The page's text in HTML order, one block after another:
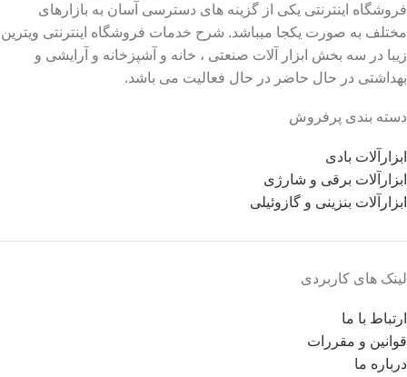
فروشگاه اینترنتی یکی از گزینه های دسترسی آسان به بازارهای
مختلف به صورت یکجا میباشد. شرح خدمات فروشگاه اینترنتی ویترین
زیبا در سه بخش ابزار آلات صنعتی ، خانه و آشپزخانه و آرایشی و
بهداشتی در حال حاضر در حال فعالیت می باشد.
دسته بندی پرفروش
ابزارآلات بادی
ابزارآلات برقی و شارژی
ابزارآلات بنزینی و گازوئیلی
لینک های کاربردی
ارتباط با ما
قوانین و مقررات
درباره ما